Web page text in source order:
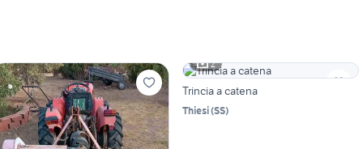
2
Trincia a catena
Thiesi(SS)